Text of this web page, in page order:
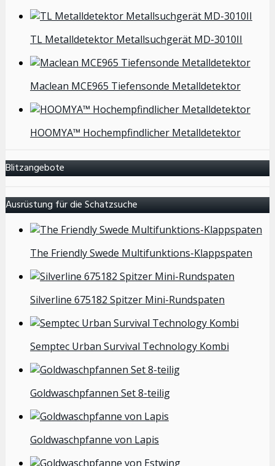
TL Metalldetektor Metallsuchgerät MD-3010II
Maclean MCE965 Tiefensonde Metalldetektor
HOOMYA™ Hochempfindlicher Metalldetektor
Blitzangebote
Ausrüstung für die Schatzsuche
The Friendly Swede Multifunktions-Klappspaten
Silverline 675182 Spitzer Mini-Rundspaten
Semptec Urban Survival Technology Kombi
Goldwaschpfannen Set 8-teilig
Goldwaschpfanne von Lapis